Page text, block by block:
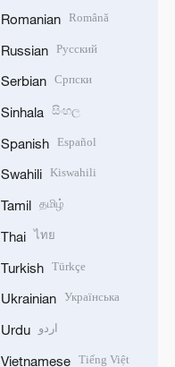
Romanian Română
Russian Русский
Serbian Српски
Sinhala සිංහල
Spanish Español
Swahili Kiswahili
Tamil தமிழ்
Thai ไทย
Turkish Türkçe
Ukrainian Українська
Urdu اردو
Vietnamese Tiếng Việt